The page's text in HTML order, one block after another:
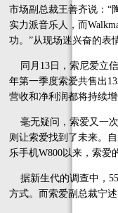
市场副总裁王善齐说：“
实力派音乐人，而
功。”从现场迷兴奋的表
同月13日，索尼爱立信
年第一季度索爱共售出
营收和净利润都将持续
毫无疑问，索爱又一次
则让索爱找到了未来。
乐手机W800以来，索爱
据新生代的调查中，55
方式。而索爱副总裁宁